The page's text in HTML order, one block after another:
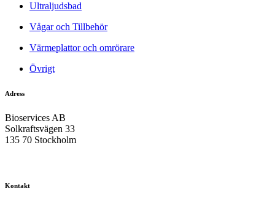
Ultraljudsbad
Vågar och Tillbehör
Värmeplattor och omrörare
Övrigt
Adress
Bioservices AB
Solkraftsvägen 33
135 70 Stockholm
Kontakt